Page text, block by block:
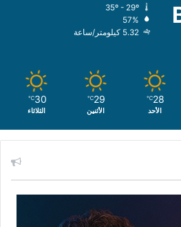
57%
5.32 كيلومتر/ساعة
28
℃
الأحد
29
℃
الأثنين
30
℃
الثلاثاء